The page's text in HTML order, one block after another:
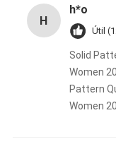
H
h*o
Útil
Solid
Women
Pattern
Women